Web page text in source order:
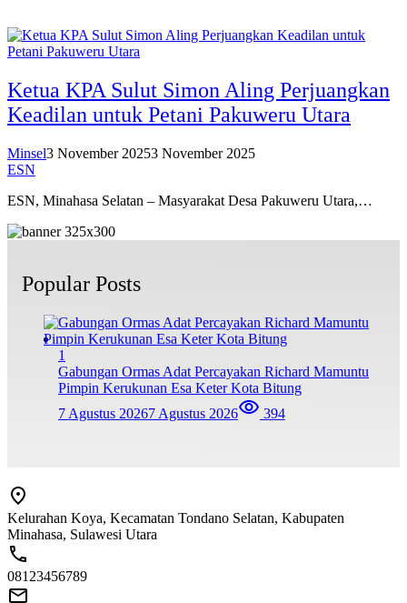
Ketua KPA Sulut Simon Aling Perjuangkan
Keadilan untuk Petani Pakuweru Utara
Minsel3 November 20253 November 2025
ESN
ESN, Minahasa Selatan – Masyarakat Desa Pakuweru Utara,…
Popular Posts
1
Gabungan Ormas Adat Percayakan Richard Mamuntu
Pimpin Kerukunan Esa Keter Kota Bitung
7 Agustus 20267 Agustus 2026 394
Kelurahan Koya, Kecamatan Tondano Selatan, Kabupaten
Minahasa, Sulawesi Utara
08123456789